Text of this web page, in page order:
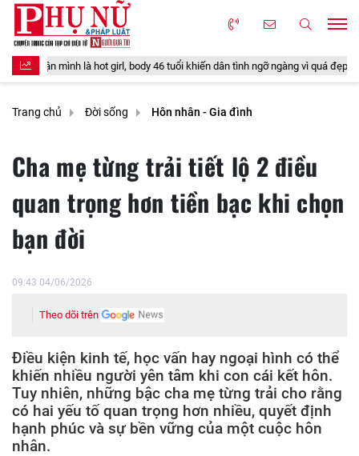
girl, body 46 tuổi khiến dân tình ngỡ ngàng vì quá đẹp Loại quả xưa
Trang chủ Đời sống Hôn nhân - Gia đình
Cha mẹ từng trải tiết lộ 2 điều
quan trọng hơn tiền bạc khi chọn
bạn đời
09:43 04/06/2026
Theo dõi trên
Điều kiện kinh tế, học vấn hay ngoại hình có thể
khiến nhiều người yên tâm khi con cái kết hôn.
Tuy nhiên, những bậc cha mẹ từng trải cho rằng
có hai yếu tố quan trọng hơn nhiều, quyết định
hạnh phúc và sự bền vững của một cuộc hôn
nhân.